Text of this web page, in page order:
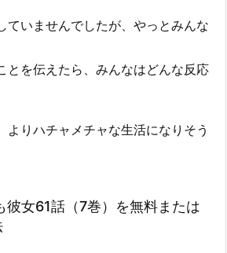
ていませんでしたが、やっとみんな
とを伝えたら、みんなはどんな反応
よりハチャメチャな生活になりそう
彼女61話（7巻）を無料または